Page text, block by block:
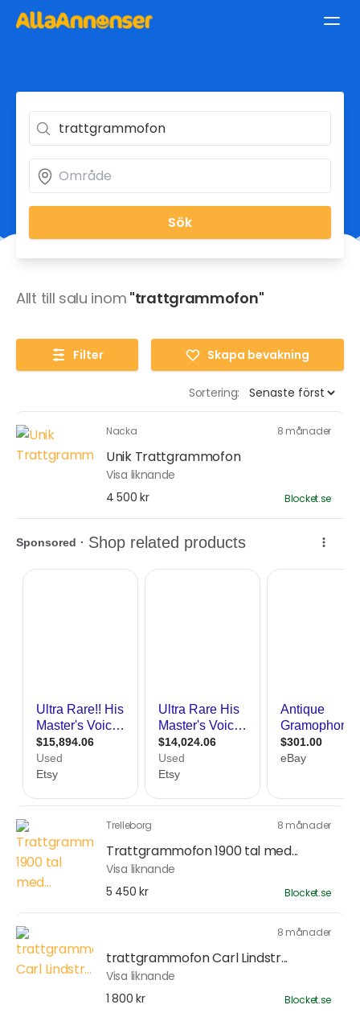
Sök
Allt till salu inom "trattgrammofon"
Filter Skapa bevakning
Sortering:
Nacka 8 månader
Unik Trattgrammofon
Visa liknande
4 500 kr
Blocket.se
Trelleborg 8 månader
Trattgrammofon 1900 tal med...
Visa liknande
5 450 kr
Blocket.se
8 månader
trattgrammofon Carl Lindstr...
Visa liknande
1 800 kr
Blocket.se